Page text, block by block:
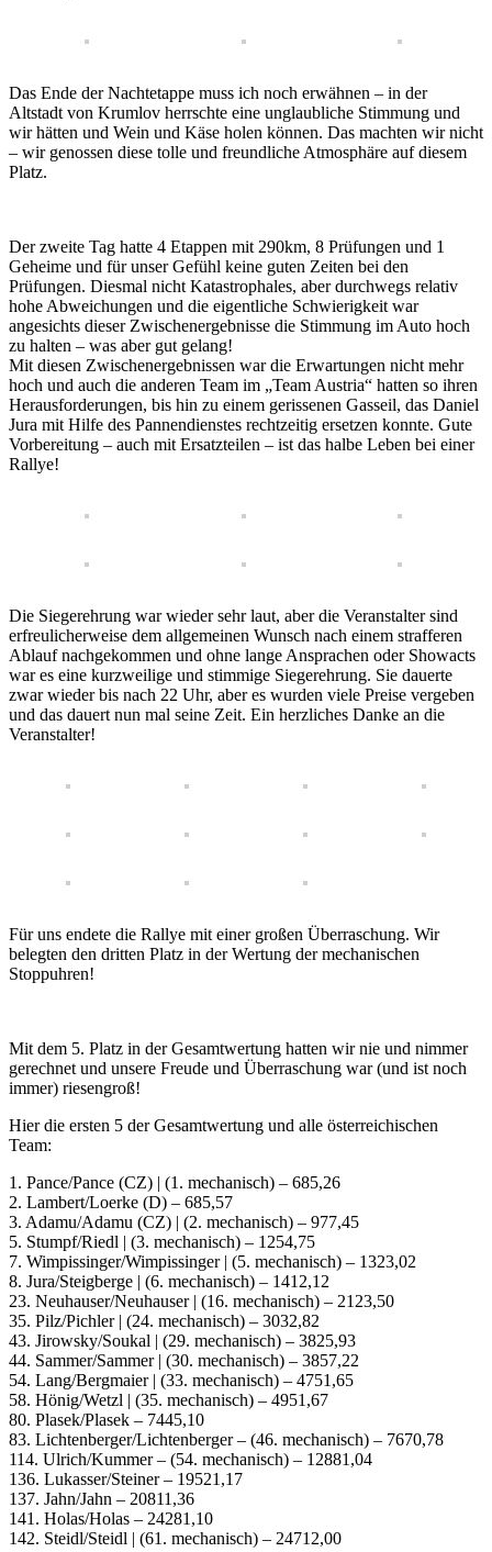
Das Ende der Nachtetappe muss ich noch erwähnen – in der
Altstadt von Krumlov herrschte eine unglaubliche Stimmung und
wir hätten und Wein und Käse holen können. Das machten wir nicht
– wir genossen diese tolle und freundliche Atmosphäre auf diesem
Platz.
Der zweite Tag hatte 4 Etappen mit 290km, 8 Prüfungen und 1
Geheime und für unser Gefühl keine guten Zeiten bei den
Prüfungen. Diesmal nicht Katastrophales, aber durchwegs relativ
hohe Abweichungen und die eigentliche Schwierigkeit war
angesichts dieser Zwischenergebnisse die Stimmung im Auto hoch
zu halten – was aber gut gelang!
Mit diesen Zwischenergebnissen war die Erwartungen nicht mehr
hoch und auch die anderen Team im „Team Austria“ hatten so ihren
Herausforderungen, bis hin zu einem gerissenen Gasseil, das Daniel
Jura mit Hilfe des Pannendienstes rechtzeitig ersetzen konnte. Gute
Vorbereitung – auch mit Ersatzteilen – ist das halbe Leben bei einer
Rallye!
Die Siegerehrung war wieder sehr laut, aber die Veranstalter sind
erfreulicherweise dem allgemeinen Wunsch nach einem strafferen
Ablauf nachgekommen und ohne lange Ansprachen oder Showacts
war es eine kurzweilige und stimmige Siegerehrung. Sie dauerte
zwar wieder bis nach 22 Uhr, aber es wurden viele Preise vergeben
und das dauert nun mal seine Zeit. Ein herzliches Danke an die
Veranstalter!
Für uns endete die Rallye mit einer großen Überraschung. Wir
belegten den dritten Platz in der Wertung der mechanischen
Stoppuhren!
Mit dem 5. Platz in der Gesamtwertung hatten wir nie und nimmer
gerechnet und unsere Freude und Überraschung war (und ist noch
immer) riesengroß!
Hier die ersten 5 der Gesamtwertung und alle österreichischen
Team:
1. Pance/Pance (CZ) | (1. mechanisch) – 685,26
2. Lambert/Loerke (D) – 685,57
3. Adamu/Adamu (CZ) | (2. mechanisch) – 977,45
5. Stumpf/Riedl | (3. mechanisch) – 1254,75
7. Wimpissinger/Wimpissinger | (5. mechanisch) – 1323,02
8. Jura/Steigberge | (6. mechanisch) – 1412,12
23. Neuhauser/Neuhauser | (16. mechanisch) – 2123,50
35. Pilz/Pichler | (24. mechanisch) – 3032,82
43. Jirowsky/Soukal | (29. mechanisch) – 3825,93
44. Sammer/Sammer | (30. mechanisch) – 3857,22
54. Lang/Bergmaier | (33. mechanisch) – 4751,65
58. Hönig/Wetzl | (35. mechanisch) – 4951,67
80. Plasek/Plasek – 7445,10
83. Lichtenberger/Lichtenberger – (46. mechanisch) – 7670,78
114. Ulrich/Kummer – (54. mechanisch) – 12881,04
136. Lukasser/Steiner – 19521,17
137. Jahn/Jahn – 20811,36
141. Holas/Holas – 24281,10
142. Steidl/Steidl | (61. mechanisch) – 24712,00